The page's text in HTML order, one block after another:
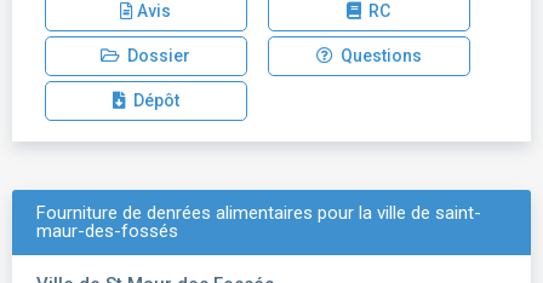
Avis RC
Dossier Questions
Dépôt
Fourniture de denrées alimentaires pour la ville de saint-
maur-des-fossés